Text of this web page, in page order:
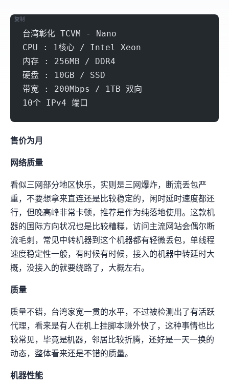
台湾彰化 TCVM - Nano
CPU : 1核心 / Intel Xeon
内存 : 256MB / DDR4
硬盘 : 10GB / SSD
带宽 : 200Mbps / 1TB 双向
10个 IPv4 端口
复制
售价为10.99r/月
网络质量
看似三网部分地区快乐，实则是三网爆炸，断流丢包严
重，不要想拿来直连(SSH还是比较稳定的)，闲时延时速度都还
行，但晚高峰非常卡顿，推荐是作为纯落地使用。这款机
器的国际方向状况也是比较糟糕，访问主流网站会偶尔断
流(毛刺)，常见HK中转机器到这个机器都有轻微丢包(1%-3%)，单线程
速度稳定性一般，有时候150Mbps有时候30Mbps，接入GSL的机器中转延时大
概30ms，没接入的就要绕路了，大概80ms左右。
IP质量
IP质量不错，台湾家宽一贯的水平，不过被检测出了有活跃
代理，看来是有人在NAT机上挂脚本赚外快了，这种事情也比
较常见，毕竟是NAT机器，邻居比较折腾，还好是一天一换的
动态IP，整体看来还是不错的IP质量。
机器性能